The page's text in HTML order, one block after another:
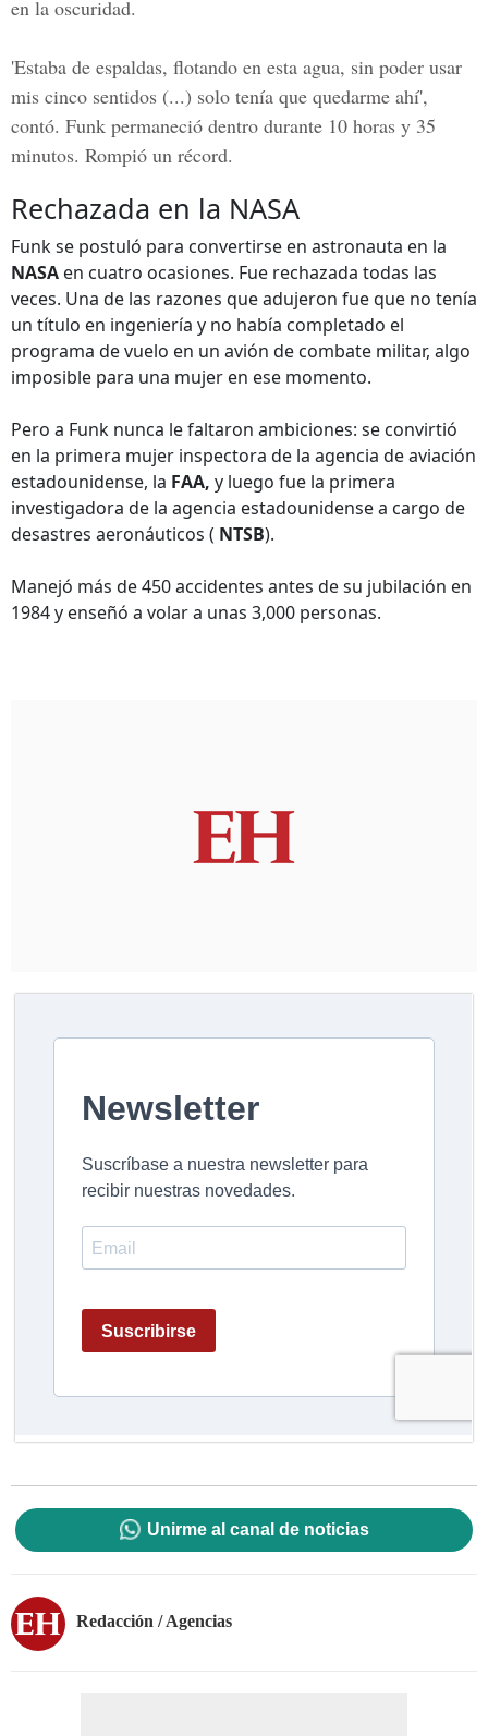
en la oscuridad.
'Estaba de espaldas, flotando en esta agua, sin poder usar
mis cinco sentidos (...) solo tenía que quedarme ahí',
contó. Funk permaneció dentro durante 10 horas y 35
minutos. Rompió un récord.
Rechazada en la NASA
Funk se postuló para convertirse en astronauta en la
NASA en cuatro ocasiones. Fue rechazada todas las
veces. Una de las razones que adujeron fue que no tenía
un título en ingeniería y no había completado el
programa de vuelo en un avión de combate militar, algo
imposible para una mujer en ese momento.
Pero a Funk nunca le faltaron ambiciones: se convirtió
en la primera mujer inspectora de la agencia de aviación
estadounidense, la FAA, y luego fue la primera
investigadora de la agencia estadounidense a cargo de
desastres aeronáuticos ( NTSB).
Manejó más de 450 accidentes antes de su jubilación en
1984 y enseñó a volar a unas 3,000 personas.
Unirme al canal de noticias
Redacción / Agencias